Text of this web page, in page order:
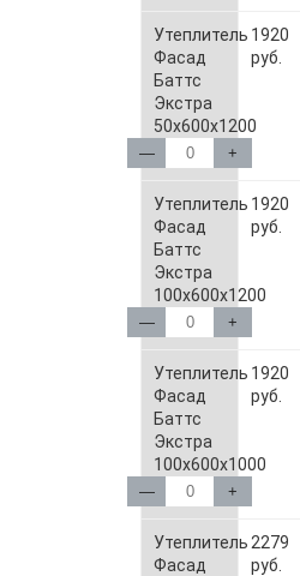
Утеплитель
Фасад
Баттс
Экстра
50х600х1200
— +
1920
руб.
Утеплитель
Фасад
Баттс
Экстра
100х600х1200
— +
1920
руб.
Утеплитель
Фасад
Баттс
Экстра
100х600х1000
— +
1920
руб.
Утеплитель
Фасад
2279
руб.